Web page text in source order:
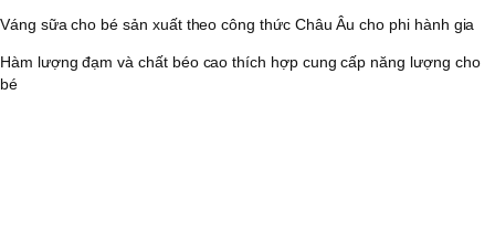
Váng sữa cho bé sản xuất theo công thức Châu Âu cho phi hành gia
Hàm lượng đạm và chất béo cao thích hợp cung cấp năng lượng cho
bé